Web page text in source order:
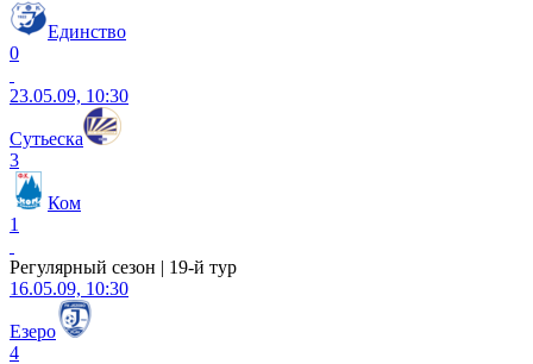
Единство
0
23.05.09, 10:30
Сутьеска
3
Ком
1
Регулярный сезон | 19-й тур
16.05.09, 10:30
Езеро
4